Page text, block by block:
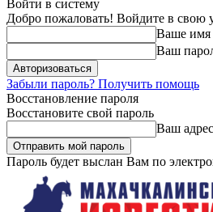
Войти в систему
Добро пожаловать! Войдите в свою
Ваше имя
Ваш
Забыли пароль? Получить помощь
Восстановление пароля
Восстановите свой пароль
Ваш
Пароль будет выслан Вам по